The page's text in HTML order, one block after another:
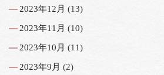
2023年12月 (13)
2023年11月 (10)
2023年10月 (11)
2023年9月 (2)